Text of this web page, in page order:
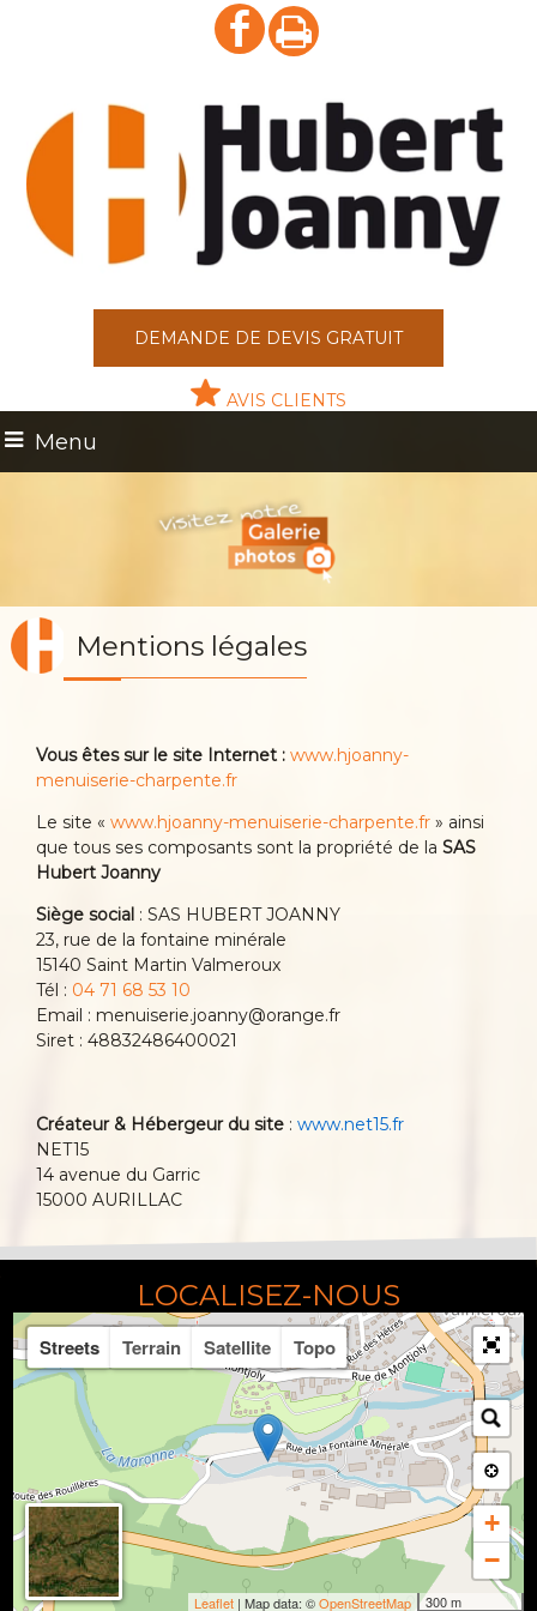
DEMANDE DE DEVIS GRATUIT
AVIS CLIENTS
Menu
Mentions légales
Vous êtes sur le site Internet : www.hjoanny-
menuiserie-charpente.fr
Le site «www.hjoanny-menuiserie-charpente.fr » ainsi
que tous ses composants sont la propriété de laSAS
Hubert Joanny
Siège social : SAS HUBERT JOANNY
23, rue de la fontaine minérale
15140 Saint Martin Valmeroux
Tél : 04 71 68 53 10
Email : menuiserie.joanny@orange.fr
Siret : 48832486400021
Créateur & Hébergeur du site :www.net15.fr
NET15
14 avenue du Garric
15000 AURILLAC
LOCALISEZ-NOUS
Streets Terrain Satellite Topo
+
−
300 m
Leaflet| Map data: ©OpenStreetMap